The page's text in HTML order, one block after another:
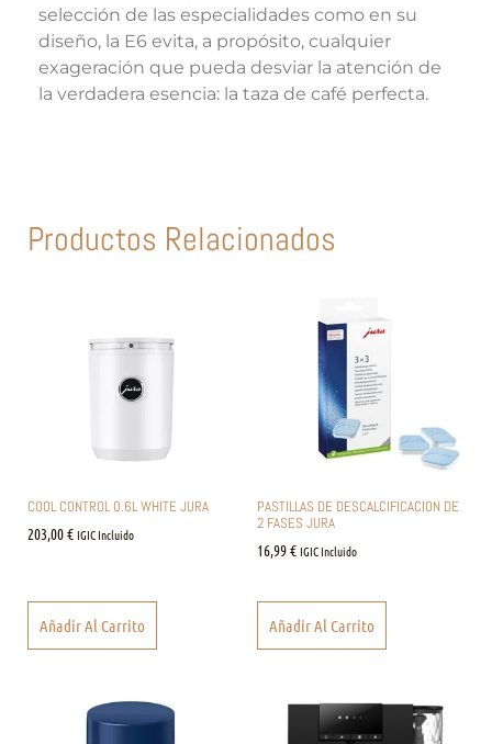
selección de las especialidades como en su
diseño, la E6 evita, a propósito, cualquier
exageración que pueda desviar la atención de
la verdadera esencia: la taza de café perfecta.
Productos Relacionados
COOL CONTROL 0.6L WHITE JURA
203,00€ IGIC Incluido
Añadir Al Carrito
PASTILLAS DE DESCALCIFICACION DE
2 FASES JURA
16,99€ IGIC Incluido
Añadir Al Carrito